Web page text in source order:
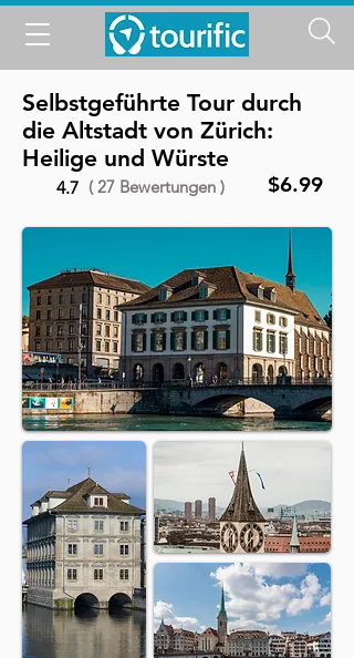
Selbstgeführte Tour durch
die Altstadt von Zürich:
Heilige und Würste
4.7 ( 27 Bewertungen ) $6.99